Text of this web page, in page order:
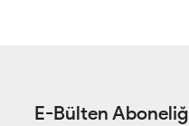
E-Bülten